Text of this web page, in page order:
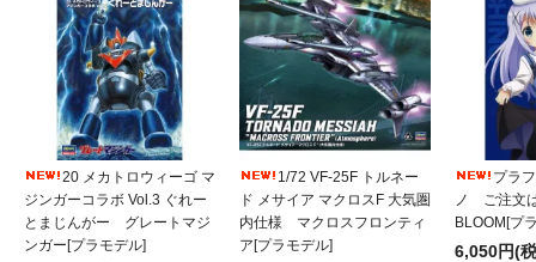
20 メカトロウィーゴ マ
ジンガーコラボ Vol.3 ぐれー
とまじんがー グレートマジ
ンガー[プラモデル]
1/72 VF-25F トルネー
ド メサイア マクロスF 大気圏
内仕様 マクロスフロンティ
ア[プラモデル]
プラ
ノ ご注文
BLOOM[プ
6,050円(